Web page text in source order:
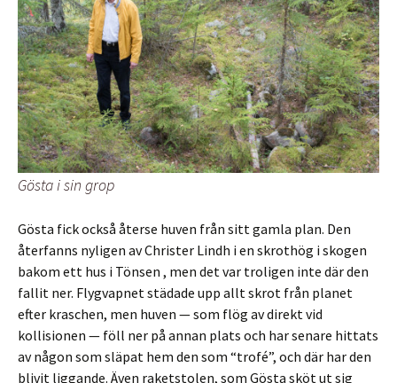
Gösta i sin grop
Gösta fick också återse huven från sitt gamla plan. Den
återfanns nyligen av Christer Lindh i en skrothög i skogen
bakom ett hus i Tönsen , men det var troligen inte där den
fallit ner. Flygvapnet städade upp allt skrot från planet
efter kraschen, men huven — som flög av direkt vid
kollisionen — föll ner på annan plats och har senare hittats
av någon som släpat hem den som “trofé”, och där har den
blivit liggande. Även raketstolen, som Gösta sköt ut sig